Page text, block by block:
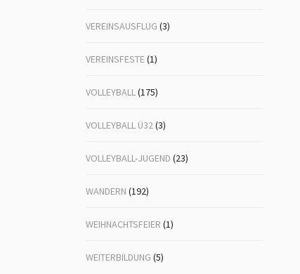
VEREINSAUSFLUG (3)
VEREINSFESTE(1)
VOLLEYBALL(175)
VOLLEYBALL Ü32(3)
VOLLEYBALL-JUGEND (23)
WANDERN (192)
WEIHNACHTSFEIER (1)
WEITERBILDUNG (5)